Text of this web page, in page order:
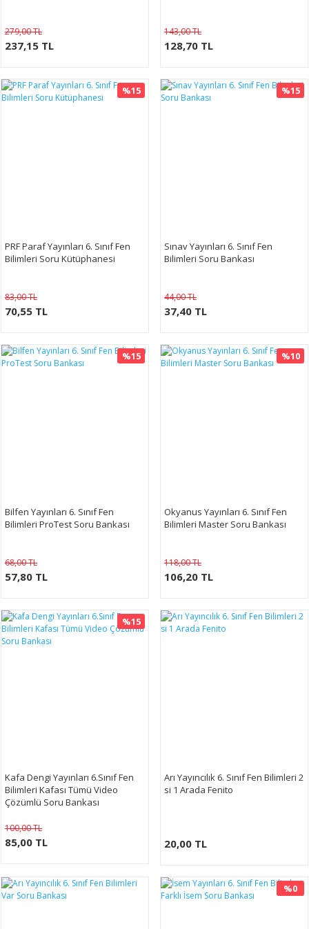
279,00 TL
237,15 TL
143,00 TL
128,70 TL
%15
PRF Paraf Yayınları 6. Sınıf Fen
Bilimleri Soru Kütüphanesi
83,00 TL
70,55 TL
%15
Sınav Yayınları 6. Sınıf Fen
Bilimleri Soru Bankası
44,00 TL
37,40 TL
%15
Bilfen Yayınları 6. Sınıf Fen
Bilimleri ProTest Soru Bankası
68,00 TL
57,80 TL
%10
Okyanus Yayınları 6. Sınıf Fen
Bilimleri Master Soru Bankası
118,00 TL
106,20 TL
%15
Kafa Dengi Yayınları 6.Sınıf Fen
Bilimleri Kafası Tümü Video
Çözümlü Soru Bankası
100,00 TL
85,00 TL
Arı Yayıncılık 6. Sınıf Fen Bilimleri 2
si 1 Arada Fenito
20,00 TL
%0